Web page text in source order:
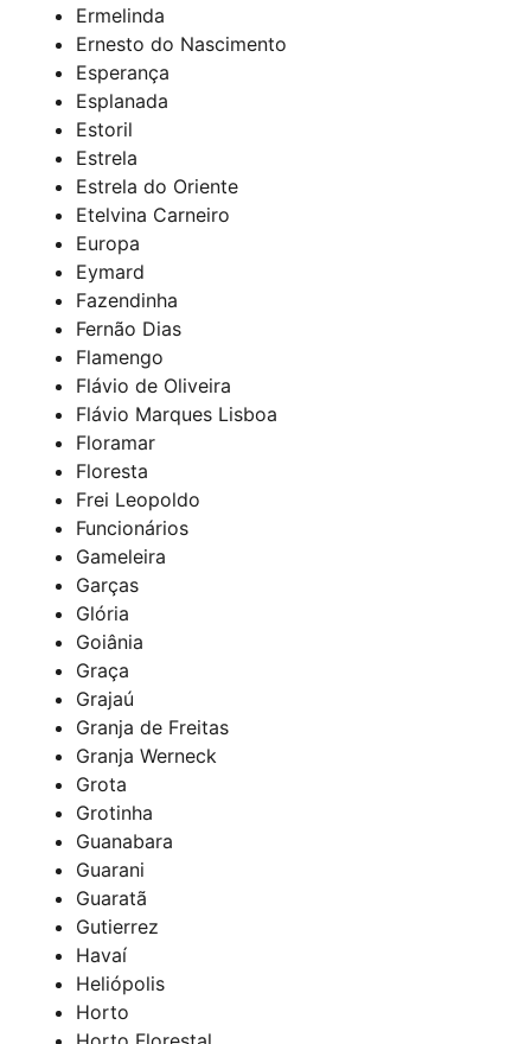
Ermelinda
Ernesto do Nascimento
Esperança
Esplanada
Estoril
Estrela
Estrela do Oriente
Etelvina Carneiro
Europa
Eymard
Fazendinha
Fernão Dias
Flamengo
Flávio de Oliveira
Flávio Marques Lisboa
Floramar
Floresta
Frei Leopoldo
Funcionários
Gameleira
Garças
Glória
Goiânia
Graça
Grajaú
Granja de Freitas
Granja Werneck
Grota
Grotinha
Guanabara
Guarani
Guaratã
Gutierrez
Havaí
Heliópolis
Horto